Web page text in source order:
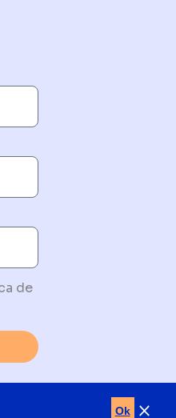
Ok
de
MARKETING & VENDAS B2B